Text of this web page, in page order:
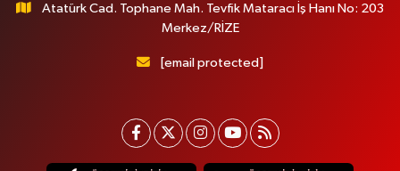
Atatürk Cad. Tophane Mah. Tevfik Mataracı İş Hanı No: 203
Merkez/RİZE
[email protected]